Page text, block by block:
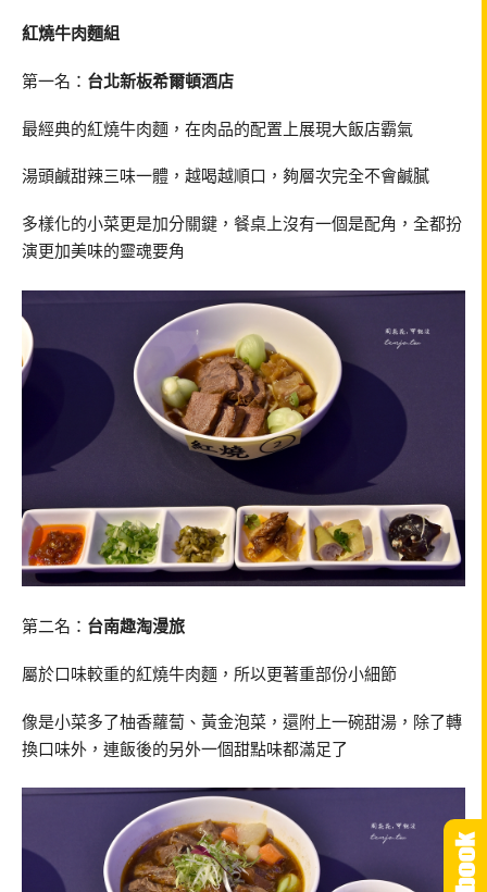
紅燒牛肉麵組
第一名： 台北新板希爾頓酒店
最經典的紅燒牛肉麵，在肉品的配置上展現大飯店霸氣
湯頭鹹甜辣三味一體，越喝越順口，夠層次完全不會鹹膩
多樣化的小菜更是加分關鍵，餐桌上沒有一個是配角，全都扮
演更加美味的靈魂要角
第二名： 台南趣淘漫旅
屬於口味較重的紅燒牛肉麵，所以更著重部份小細節
像是小菜多了柚香蘿蔔、黃金泡菜，還附上一碗甜湯，除了轉
換口味外，連飯後的另外一個甜點味都滿足了